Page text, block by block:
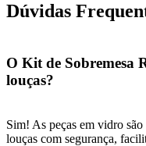
Dúvidas
O Kit de Sobremesa
louças?
Sim! As peças em vidro são
louças com segurança,